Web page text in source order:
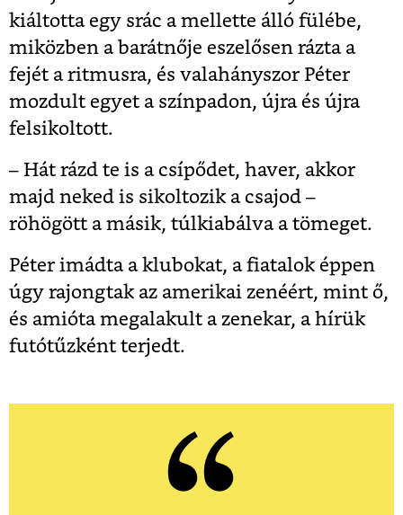
kiáltotta egy srác a mellette álló fülébe,
miközben a barátnője eszelősen rázta a
fejét a ritmusra, és valahányszor Péter
mozdult egyet a színpadon, újra és újra
felsikoltott.
– Hát rázd te is a csípődet, haver, akkor
majd neked is sikoltozik a csajod –
röhögött a másik, túlkiabálva a tömeget.
Péter imádta a klubokat, a fiatalok éppen
úgy rajongtak az amerikai zenéért, mint ő,
és amióta megalakult a zenekar, a hírük
futótűzként terjedt.